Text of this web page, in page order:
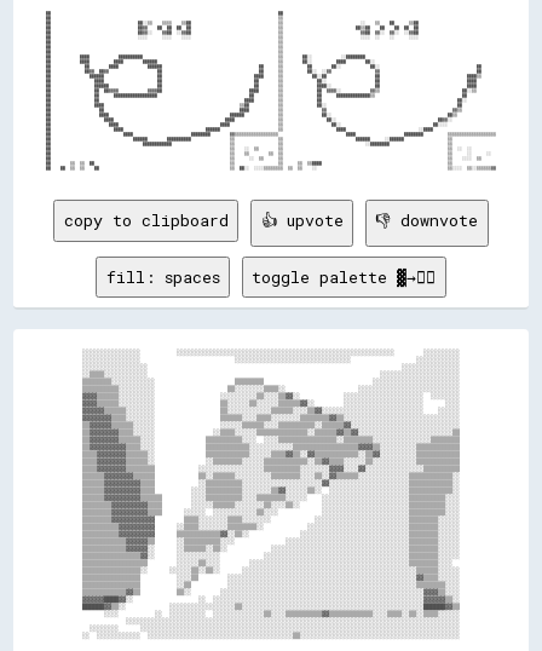
██                                                                                              ██
██                                                                                              ▒▒
██                                    ██░░▒▒    ▒▒▒▒    ▒▒██                                    ▒▒                                ░░    ▒▒    ██      ▒▒██
██                                    ██▓▓    ██  ██  ██  ██                                    ▒▒                              ██▒▒██    ██    ██  ██  ██
██                                    ██▓▓░░    ▓▓██  ░░▓▓██                                    ▒▒                                ▓▓██  ▓▓░░  ▓▓░░  ░░▓▓██
██                                    ░░░░      ░░░░    ░░░░                                    ▒▒                                ░░░░  ░░    ░░      ░░░░
██                                                                                              ▒▒
██                                                                                              ▒▒
██                                                                                              ▒▒
██            ████            ██████████                                                        ▒▒        ██░░            ░░████████
██            ████          ████        ██████                                                  ▒▒        ██░░          ████        ██░░
██              ██        ████            ██████                                        ██      ▒▒          ██        ██░░            ██░░                                        ██
██              ██▓▓  ██▓▓                    ██                                        ██      ▒▒          ██░░  ░░▓▓                  ▓▓                                        ██
██                ██████                      ██                                      ████      ▒▒            ██░░██                    ██                                    ████▒▒
██                  ████                      ██                                      ██        ▒▒              ██░░                    ██                                    ████
██                  ██████                    ██                                      ██        ▒▒              ████░░                  ██                                    ████
██                  ██  ██▓▓▓▓            ▓▓▓▓██                                    ████        ▒▒              ██  ▓▓▓▓░░            ▓▓▒▒                                  ██░░▒▒
██                  ██      ██████████████████                                      ██          ▒▒              ██      ██████████████▒▒                                    ██
██                  ██                                                            ████          ▒▒              ██                                                        ██░░
██                  ████                                                        ▒▒██            ▒▒              ██░░                                                      ██
██                    ██                                                        ████            ▒▒                ▓▓                                                    ▓▓▒▒
██                    ████                                                  ██████              ▒▒                ██░░                                                ██▒▒
██                      ████                                              ████                  ▒▒                  ██░░                                          ██▓▓░░
██                        ████                                          ████                    ▒▒                    ██░░                                      ██░░░░
██                          ████                                  ██████                        ▒▒                      ████                              ░░████
██                              ████                        ████████        ▓▓▒▒▒▒▒▒▒▒▒▒▒▒▒▒▒▒▒▒                            ████                    ████████          ▒▒▒▒▒▒▒▒▒▒▒▒▒▒▒▒▒▒▒▒
██                                  ██████        ██████████                ▒▒                  ▒▒                              ██████      ░░██████                  ▒▒
██                                      ████████████                        ▒▒                  ▒▒                                  ░░████████                        ▒▒
██                                                                          ▒▒    ░░  ▒▒        ▒▒                                                                    ▒▒  ░░  ░░
██                                                                          ▒▒    ▒▒        ▒▒  ▒▒                                                                    ▒▒      ░░      ░░
██                                                                          ▒▒      ░░  ▒▒      ▒▒                                                                    ▒▒    ░░░░  ▒▒
██        ▒▒  ▒▒  ██                                                        ▒▒                  ▒▒      ▒▒  ▒▒████                                                    ▒▒
copy to clipboard 👍 upvote 👎 downvote
fill: spaces toggle palette ▓→✊🏽
░░░░░░░░░░░░░░░░          ░░░░░░░░░░░░░░░░░░░░░░░░░░░░░░░░░░░░░░░░░░░░░░░░░░░░░░░░░░░░        ░░░░░░░░░░
░░░░░░░░░░░░░░░░                          ░░░░░░░░░░░░░░░░░░░░░░░░░░░░░░░░                  ░░░░░░░░░░░░
░░░░░░░░░░░░░░░░░░                                                                      ░░░░░░░░░░░░░░░░
░░▒▒▒▒░░░░░░░░░░░░                                                                ░░░░░░░░░░░░░░░░░░░░░░
▒▒▒▒▒▒▒▒░░░░░░░░░░░░                      ▒▒▒▒▒▒▒▒                              ░░░░░░░░░░░░░░░░░░░░░░░░
▒▒▒▒▒▒▒▒▒▒░░░░░░░░░░                    ▒▒░░░░░░░░▒▒▒▒░░                    ░░░░░░░░░░░░░░░░░░░░░░░░░░░░
▓▓▓▓▒▒▒▒▒▒░░░░░░░░░░                  ░░░░░░░░░░▒▒░░░░▒▒▓▓░░            ░░░░░░░░░░░░░░░░░░░░░░  ░░░░░░░░
▓▓▓▓▒▒▒▒▒▒░░░░░░░░░░                  ▒▒░░░░░░▒▒░░░░░░▒▒▒▒▒▒▓▓░░        ░░░░░░░░░░░░░░░░░░░░░░      ░░░░
▓▓▓▓▓▓▒▒▒▒▒▒░░░░░░░░                  ▒▒░░░░░░░░░░░░▒▒▒▒▒▒░░░░▒▒▓▓░░░░░░░░░░░░░░░░░░░░░░░░░░░░    ░░░░░░
▓▓▓▓▓▓▓▓▒▒▒▒░░░░░░░░                  ▒▒▒▒▒▒░░░░▒▒▒▒░░░░░░░░▒▒▒▒▒▒▒▒▓▓▒▒░░░░░░░░░░░░░░░░░░░░░░░░░░░░░░░░
▒▒▓▓▓▓▓▓▒▒▒▒▒▒░░░░░░                  ░░░░░░▒▒▒▒▒▒░░░░▒▒▒▒▒▒▒▒▒▒░░▒▒▒▒▒▒▓▓░░░░░░░░░░░░░░░░░░░░░░░░░░░░░░
▒▒▓▓▓▓▓▓▓▓▒▒▒▒░░░░░░                ░░▒▒▒▒░░░░░░▒▒▒▒▒▒▒▒▒▒▒▒▒▒░░▒▒▒▒▒▒▓▓▒▒▓▓░░░░░░░░░░░░░░░░░░░░░░░░░░▒▒
▒▒▓▓▓▓▓▓▓▓▒▒▒▒▒▒░░░░              ▒▒▒▒▒▒▒▒▒▒░░░░  ░░░░▒▒▒▒▒▒▒▒▒▒▒▒▒▒▒▒░░▒▒▒▒▒▒▒▒░░░░░░░░░░░░░░░░▒▒▒▒▒▒▒▒
▒▒▓▓▓▓▓▓▓▓▓▓▒▒▒▒░░░░              ▒▒▒▒▒▒▒▒▒▒▒▒░░░░░░░░░░░░▒▒▒▒▒▒▒▒▒▒▒▒▒▒▒▒▒▒▓▓▓▓▒▒░░░░░░░░░░▒▒▒▒▒▒▒▒▒▒▒▒
▒▒▒▒▓▓▓▓▓▓▓▓▒▒▒▒▒▒░░              ▒▒▒▒▒▒▒▒▒▒▒▒░░░░░░▒▒▒▒▓▓▒▒░░▓▓▒▒▒▒▒▒▒▒▒▒▒▒░░▒▒▓▓░░░░░░░░░░▒▒▒▒▒▒▒▒▒▒▒▒
▒▒▒▒▓▓▓▓▓▓▓▓▒▒▒▒▒▒░░              ░░▒▒▒▒▒▒▒▒░░░░░░▒▒▒▒▒▒▒▒▒▒▒▒░░▒▒▓▓▒▒▒▒░░░░░░▒▒░░░░░░░░░░░░▒▒▒▒▒▒▒▒▒▒▒▒
▒▒▒▒▓▓▓▓▓▓▓▓▒▒▒▒▒▒▒▒            ░░░░░░░░░░░░░░░░░░▒▒▒▒▒▒▒▒▒▒░░░░░░░░▓▓▓▓░░░░▓▓░░░░░░░░░░░░░░░░▒▒▒▒▒▒▒▒▒▒
▒▒▒▒▒▒▓▓▓▓▓▓▓▓▒▒▒▒▒▒            ▒▒░░▒▒▒▒▒▒░░░░░░░░░░▒▒▒▒▒▒▒▒░░░░▒▒░░▓▓▒▒▒▒▒▒░░░░░░░░░░░░░░▒▒▒▒▒▒▒▒▒▒▒▒░░
▒▒▒▒▒▒▓▓▓▓▓▓▓▓▓▓▒▒▒▒            ░░▒▒▒▒▒▒▒▒▒▒░░░░░░░░░░░░░░░░░░░░░░▓▓░░░░░░░░░░░░░░░░░░░░░░▒▒▒▒▒▒▒▒▒▒▒▒░░
▒▒▒▒▒▒▓▓▓▓▓▓▓▓▓▓▒▒▒▒          ░░░░▒▒▒▒▒▒▒▒▒▒░░░░░░░░▒▒▓▓░░░░░░▒▒░░  ░░░░░░░░░░░░░░░░░░░░░░▒▒▒▒▒▒▒▒▒▒▒▒░░
▒▒▒▒▒▒▓▓▓▓▓▓▓▓▓▓▒▒▒▒▒▒        ░░░░▒▒▒▒▒▒▒▒▒▒░░░░▒▒▒▒▒▒▒▒░░░░░░    ░░░░░░░░░░░░░░░░░░░░░░░░▒▒▒▒▒▒▒▒▒▒░░░░
▒▒▒▒▒▒▒▒▓▓▓▓▓▓▓▓▓▓▒▒▒▒        ░░░░░░▒▒▒▒▒▒░░░░░░░░▒▒░░░░▒▒░░      ░░░░░░░░░░░░░░░░░░░░░░░░▒▒▒▒▒▒▒▒▒▒░░░░
▒▒▒▒▒▒▒▒▓▓▓▓▓▓▓▓▓▓▒▒▒▒      ░░░░░░  ░░░░░░░░░░░░▒▒░░░░            ░░░░░░░░░░░░░░░░░░░░░░░░▒▒▒▒▒▒▒▒▒▒░░░░
▒▒▒▒▒▒▒▒▓▓▓▓▓▓▓▓▓▓▓▓        ▒▒▒▒░░░░░░░░▒▒▒▒░░░░░░░░            ░░░░░░░░░░░░░░░░░░░░░░░░░░▒▒▒▒▒▒▒▒░░░░░░
▒▒▒▒▒▒▒▒▒▒▓▓▓▓▓▓▓▓▓▓      ░░▒▒▒▒░░░░░░░░▒▒▒▒▒▒▒▒░░            ░░░░░░░░░░░░░░░░░░░░░░░░░░░░▒▒▒▒▒▒▒▒░░░░░░
▒▒▒▒▒▒▒▒▒▒▓▓▓▓▓▓▓▓▓▓      ▒▒▒▒▒▒▒▒▒▒▒▒▓▓░░▒▒░░              ░░░░░░░░░░░░░░░░░░░░░░░░░░░░░░▒▒▒▒▒▒▒▒░░░░░░
▒▒▒▒▒▒▒▒▒▒▒▒▓▓▓▓▓▓▒▒      ░░▒▒▒▒▒▒▒▒▒▒░░░░              ░░░░░░░░░░░░░░░░░░░░░░░░░░░░░░░░░░▒▒▒▒▒▒▒▒░░░░░░
▒▒▒▒▒▒▒▒▒▒▒▒▓▓▓▓▓▓░░      ░░▒▒▒▒▒▒░░▒▒░░            ░░░░░░░░░░░░░░░░░░░░░░░░░░░░░░░░░░░░░░▒▒▒▒▒▒▒▒░░░░░░
▒▒▒▒▒▒▒▒▒▒▒▒▒▒▒▒▓▓░░      ░░░░░░░░░░░░            ░░░░░░░░░░░░░░░░░░░░░░░░░░░░░░░░░░░░░░░░▒▒▒▒▒▒▒▒░░░░░░
▒▒▒▒▒▒▒▒▒▒▒▒▒▒▒▒▒▒        ░░░░░░▒▒░░░░        ░░░░░░░░░░░░░░░░░░░░░░░░░░░░░░░░░░░░░░░░░░░░▒▒▒▒▒▒▒▒░░░░
▒▒▒▒▒▒▒▒▒▒▒▒▒▒▒▒░░      ░░░░░░▒▒░░▒▒░░      ░░░░░░░░░░░░░░░░░░░░░░░░░░░░░░░░░░░░░░░░░░░░░░░░▒▒▒▒▒▒░░░░░░
▒▒▒▒▒▒▒▒▒▒▒▒▒▒▒▒          ░░░░▒▒        ░░░░░░░░░░░░░░░░░░░░░░░░░░░░░░░░░░░░░░░░░░░░░░░░░░░░▓▓▒▒▒▒░░░░░░
▒▒▒▒▒▒▒▒▒▒▒▒▒▒▒▒          ░░▒▒          ░░░░░░░░░░░░░░░░░░░░░░░░░░░░░░░░░░░░░░░░░░░░░░░░░░░░▒▒▒▒▒▒▒▒░░░░
▒▒▒▒▒▒▒▒▒▒▒▒▓▓▒▒          ▒▒░░        ░░░░░░░░░░░░░░░░░░░░░░░░░░░░░░░░░░░░░░░░░░░░░░░░░░░░░░░░▓▓▓▓▒▒░░░░
▓▓▓▓▓▓████▓▓░░                  ░░  ░░░░░░░░░░░░░░░░░░░░░░░░░░░░░░░░░░░░░░░░░░░░░░░░░░░░░░░░░░▓▓▓▓▓▓▒▒░░
██████▓▓▒▒░░            ░░░░░░░░░░░░░░░░░░▒▒░░░░░░░░░░░░░░░░░░░░░░░░░░░░░░░░░░░░░░░░░░░░░░░░░░██████▓▓▒▒
      ░░░░          ░░  ░░░░░░░░░░  ░░░░░░░░░░░░░░▒▒░░░░▒▒▒▒▒▒▒▒▒▒▓▓▒▒▒▒▒▒▒▒▒▒▒▒░░░░▒▒▒▒░░▒▒░░▒▒▒▒░░░░░░
            ░░░░░░░░░░░░░░░░░░░░░░░░░░░░░░░░░░░░░░░░░░░░░░░░░░░░░░░░░░░░░░░░░░░░░░░░░░░░░░░░░░░░░░░░░░░░
  ░░░░░░░░      ░░░░░░░░░░░░░░░░░░░░░░░░░░░░░░░░░░░░░░░░░░░░░░░░░░░░░░░░░░░░░░░░░░░░░░░░░░░░░░░░░░░░░░░░